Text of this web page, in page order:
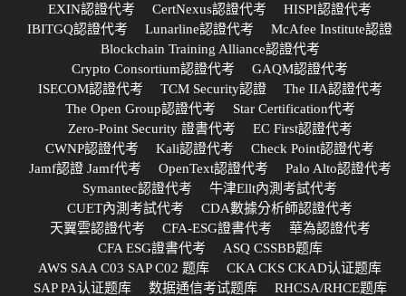
EXIN認證代考
CertNexus認證代考
HISPI認證代考
IBITGQ認證代考
Lunarline認證代考
McAfee Institute認證
Blockchain Training Alliance認證代考
Crypto Consortium認證代考
GAQM認證代考
ISECOM認證代考
TCM Security認證
The IIA認證代考
The Open Group認證代考
Star Certification代考
Zero-Point Security 證書代考
EC First認證代考
CWNP認證代考
Kali認證代考
Check Point認證代考
Jamf認證 Jamf代考
OpenText認證代考
Palo Alto認證代考
Symantec認證代考
牛津Ellt內測考試代考
CUET內測考試代考
CDA數據分析師認證代考
天翼雲認證代考
CFA-ESG證書代考
華為認證代考
CFA ESG證書代考
ASQ CSSBB题库
AWS SAA C03 SAP C02 题库
CKA CKS CKAD认证题库
SAP PA认证题库
数据通信考试题库
RHCSA/RHCE题库